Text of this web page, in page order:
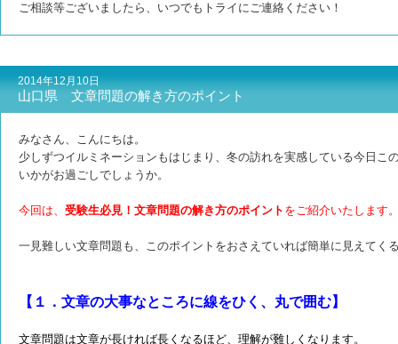
ご相談等ございましたら、いつでもトライにご連絡ください！
2014年12月10日
山口県 文章問題の解き方のポイント
みなさん、こんにちは。
少しずつイルミネーションもはじまり、冬の訪れを実感している今日こ
いかがお過ごしでしょうか。
今回は、 受験生必見！文章問題の解き方のポイント をご紹介いたします
一見難しい文章問題も、このポイントをおさえていれば簡単に見えてく
【１．文章の大事なところに線をひく、丸で囲む】
文章問題は文章が長ければ長くなるほど、理解が難しくなります。